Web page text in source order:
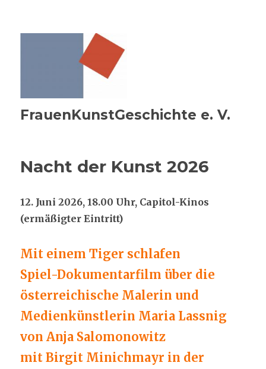
FrauenKunstGeschichte e. V.
Nacht der Kunst 2026
12. Juni 2026, 18.00 Uhr, Capitol-Kinos
(ermäßigter Eintritt)
Mit einem Tiger schlafen
Spiel-Dokumentarfilm über die
österreichische Malerin und
Medienkünstlerin Maria Lassnig
von Anja Salomonowitz
mit Birgit Minichmayr in der